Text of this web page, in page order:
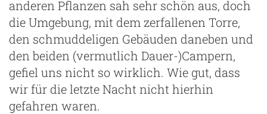
anderen Pflanzen sah sehr schön aus, doch
die Umgebung, mit dem zerfallenen Torre,
den schmuddeligen Gebäuden daneben und
den beiden (vermutlich Dauer-)Campern,
gefiel uns nicht so wirklich. Wie gut, dass
wir für die letzte Nacht nicht hierhin
gefahren waren.